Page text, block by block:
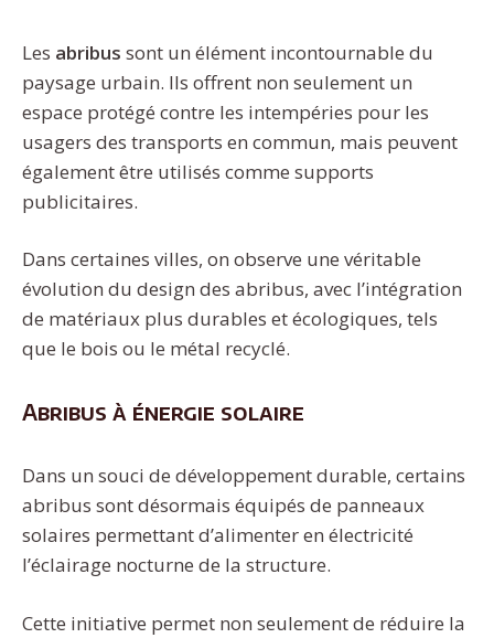
Les abribus sont un élément incontournable du
paysage urbain. Ils offrent non seulement un
espace protégé contre les intempéries pour les
usagers des transports en commun, mais peuvent
également être utilisés comme supports
publicitaires.
Dans certaines villes, on observe une véritable
évolution du design des abribus, avec l’intégration
de matériaux plus durables et écologiques, tels
que le bois ou le métal recyclé.
Abribus à énergie solaire
Dans un souci de développement durable, certains
abribus sont désormais équipés de panneaux
solaires permettant d’alimenter en électricité
l’éclairage nocturne de la structure.
Cette initiative permet non seulement de réduire la